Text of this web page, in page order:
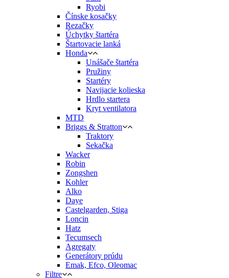
Ryobi
Čínske kosačky
Rezačky
Úchytky štartéra
Štartovacie lanká
Honda
Unášače štartéra
Pružiny
Startéry
Navijacie kolieska
Hrdlo startera
Kryt ventilatora
MTD
Briggs & Stratton
Traktory
Sekačka
Wacker
Robin
Zongshen
Kohler
Alko
Daye
Castelgarden, Stiga
Loncin
Hatz
Tecumsech
Agregaty
Generátory prúdu
Emak, Efco, Oleomac
Filtre